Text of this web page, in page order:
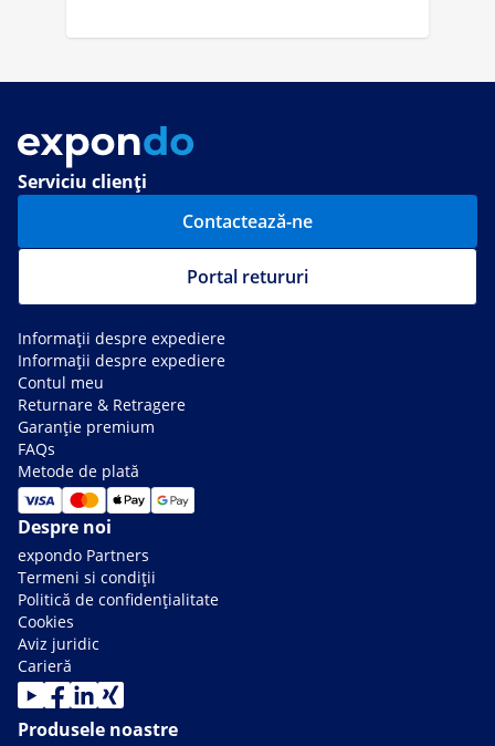
Serviciu clienți
Contactează-ne
Portal retururi
Informații despre expediere
Informații despre expediere
Contul meu
Returnare & Retragere
Garanție premium
FAQs
Metode de plată
Despre noi
expondo Partners
Termeni si condiții
Politică de confidențialitate
Cookies
Aviz juridic
Carieră
Produsele noastre